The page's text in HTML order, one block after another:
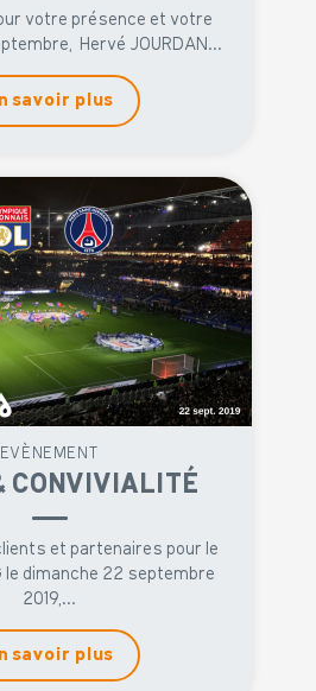
votre présence et votre
Hervé JOURDAN...
savoir plus
EVÈNEMENT
CONVIVIALITÉ
et partenaires pour le
le dimanche 22 septembre
2019,...
savoir plus